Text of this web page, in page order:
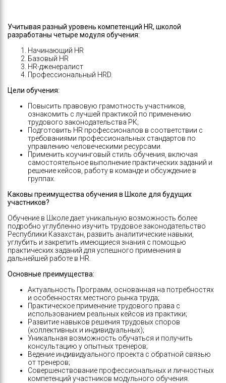
Учитывая разный уровень компетенций HR, школой
разработаны четыре модуля обучения:
Начинающий HR
Базовый HR
HR-дженералист
Профессиональный HRD.
Цели обучения:
Повысить правовую грамотность участников,
ознакомить с лучшей практикой по применению
трудового законодательства РК;
Подготовить HR профессионалов в соответствии с
требованиями профессиональных стандартов по
управлению человеческими ресурсами.
Применить коучинговый стиль обучения, включая
самостоятельное выполнение практических заданий и
решение кейсов, работу в команде и обсуждение в
группах.
Каковы преимущества обучения в Школе для будущих
участников?
Обучение в Школе дает уникальную возможность более
подробно углубленно изучить трудовое законодательство
Республики Казахстан, развить аналитические навыки,
углубить и закрепить имеющиеся знания с помощью
практических заданий для успешного применения в
дальнейшей работе в HR.
Основные преимущества:
Актуальность Программ, основанная на потребностях
и особенностях местного рынка труда;
Практическое применение трудового права с
использованием реальных кейсов из практики;
Развитие навыков решения трудовых споров
(коллективных и индивидуальных);
Уникальная возможность обучаться и получить
консультацию у опытных тренеров;
Ведение индивидуального проекта с обратной связью
от тренеров;
Совершенствование профессиональных и личностных
компетенций участников модульного обучения.